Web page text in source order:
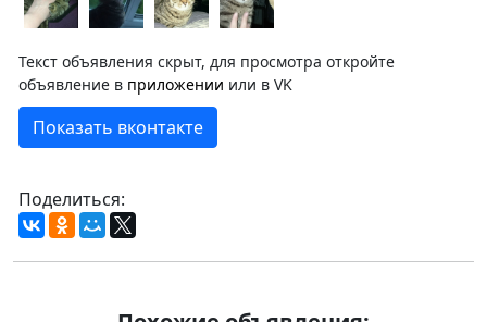
Текст объявления скрыт, для просмотра откройте
объявление в приложении или в VK
Показать вконтакте
Поделиться: